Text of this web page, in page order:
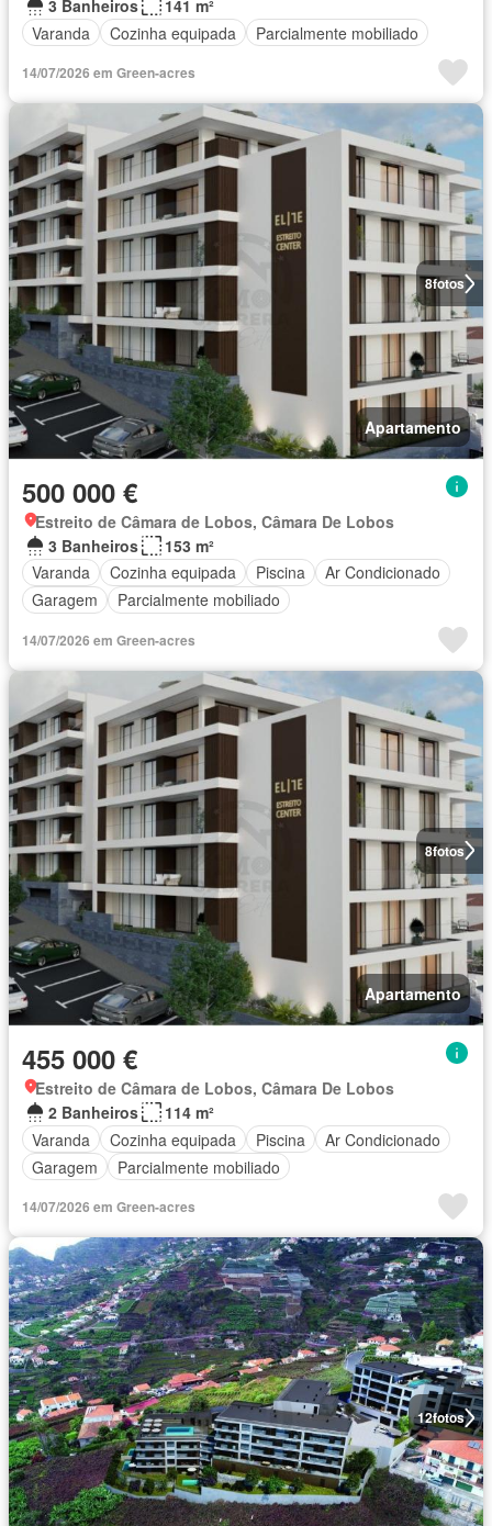
3 Banheiros
141 m²
Varanda
Cozinha equipada Parcialmente mobiliado
14/07/2026 em Green-acres
8fotos
Apartamento
500 000 €
Estreito de Câmara de Lobos, Câmara De Lobos
3 Banheiros
153 m²
Varanda
Cozinha equipada Piscina
Ar Condicionado
Garagem
Parcialmente mobiliado
14/07/2026 em Green-acres
8fotos
Apartamento
455 000 €
Estreito de Câmara de Lobos, Câmara De Lobos
2 Banheiros
114 m²
Varanda
Cozinha equipada Piscina
Ar Condicionado
Garagem
Parcialmente mobiliado
14/07/2026 em Green-acres
12fotos